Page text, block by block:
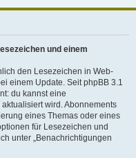
und einem
den Lesezeichen in Web-
einem Update. Seit phpBB 3.1
du kannst eine
wird. Abonnements
eines Themas oder eines
für Lesezeichen und
unter „Benachrichtigungen